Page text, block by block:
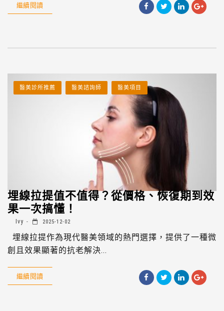
繼續閱讀
醫美診所推薦 醫美諮詢師 醫美項目
埋線拉提值不值得？從價格、恢復期到效
果一次搞懂！
Ivy 2025-12-02
埋線拉提作為現代醫美領域的熱門選擇，提供了一種微
創且效果顯著的抗老解決...
繼續閱讀